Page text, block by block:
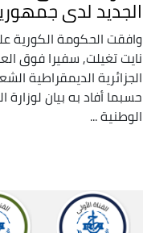
الجديد لدى
وافقت الحكومة الكورية
نايت تغيلت, سفيرا فوق
الجزائرية الديمقراطية
حسبما أفاد به بيان لوزارة
الوطنية ...